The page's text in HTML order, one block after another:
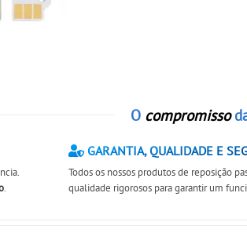
O compromisso
.
GARANTIA, QUALIDADE E
Todos os nossos produtos de reposição
qualidade rigorosos para garantir um